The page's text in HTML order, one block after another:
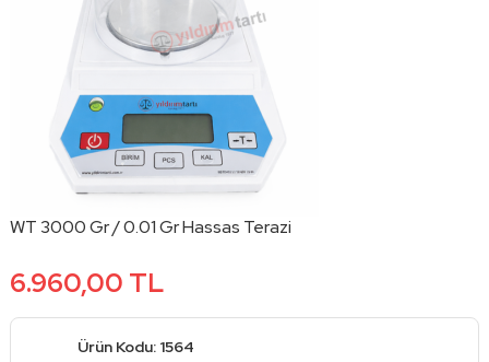
WT 3000 Gr / 0.01 Gr Hassas Terazi
6.960,00 TL
Ürün Kodu: 1564